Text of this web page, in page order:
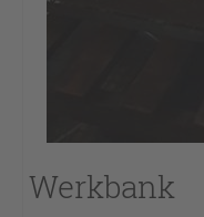
Werkbank